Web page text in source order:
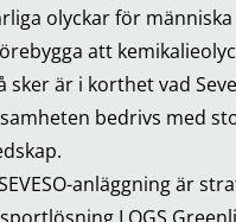
olyckar för
att
sker är i korthet vad
bedrivs med
anläggning är